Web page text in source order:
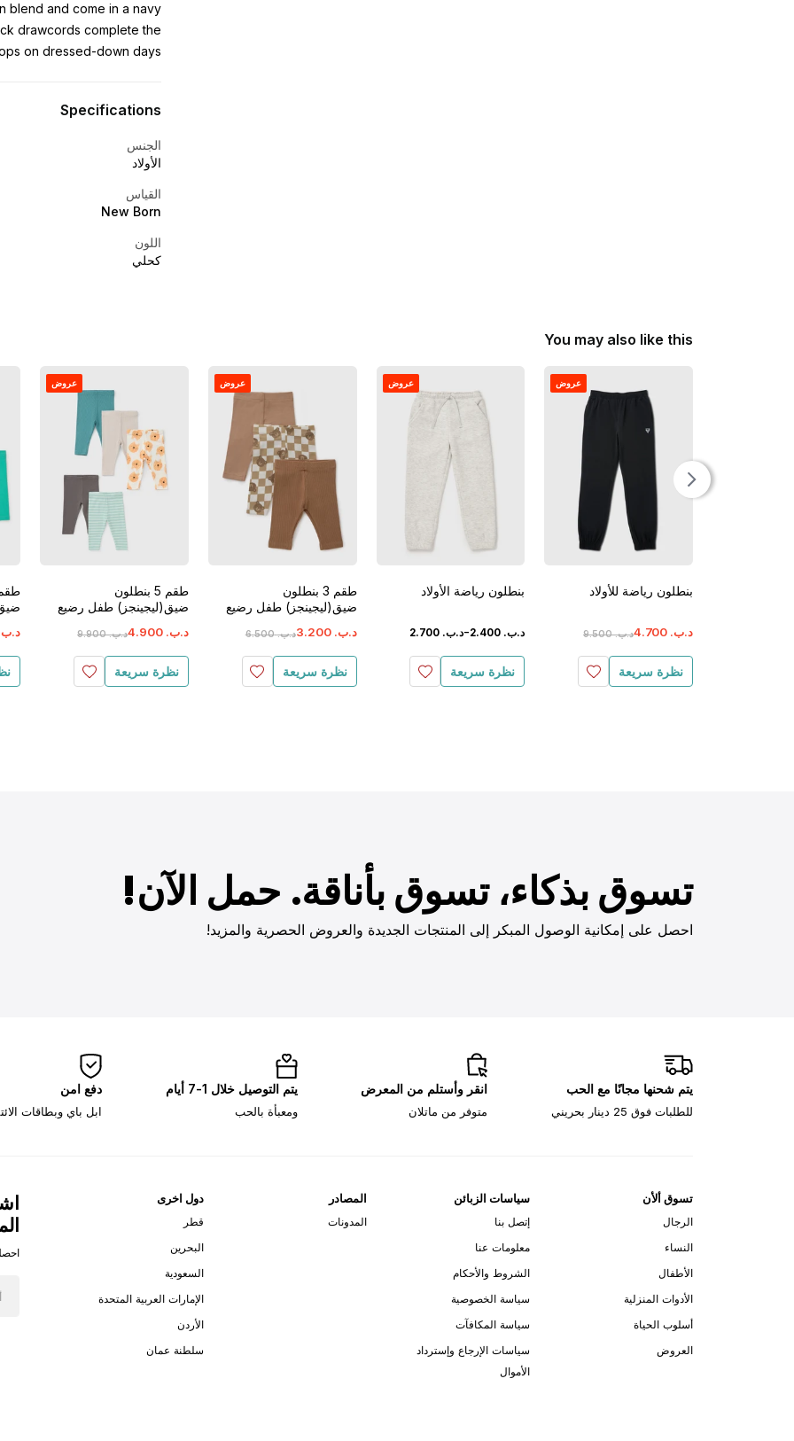
blend and come in a navy
drawcords complete the
on dressed-down days.
Specifications
الجنس
الأولاد
القياس
New Born
اللون
كحلي
You may also like this
عروض
بنطلون رياضة للأولاد
د.ب.‏
9.500 د.ب. 4.700
نظرة سريعة
عروض
بنطلون رياضة الأولاد
د.ب. 2.400
-د.ب. 2.700
نظرة سريعة
عروض
طقم 3 بنطلون
ضيق(ليجينجز) طفل رضيع
د.ب.‏
6.500 د.ب. ‏
3.200
نظرة سريعة
عروض
طقم 5 بنطلون
ضيق(ليجينجز) طفل رضيع
د.ب.‏
9.900 د.ب. 4.900
نظرة سريعة
تسوق بذكاء، تسوق بأناقة. حمل الآن!
احصل على إمكانية الوصول المبكر إلى المنتجات الجديدة والعروض الحصرية والمزيد!
يتم شحنها مجانًا مع الحب
للطلبات فوق 25 دينار بحريني
انقر وأستلم من المعرض
متوفر من ماتلان
يتم التوصيل خلال 1-7 أيام
ومعبأة بالحب
دفع امن
ابل باي وبطاقات
تسوق ألأن
الرجال
النساء
الأطفال
الأدوات المنزلية
أسلوب الحياة
العروض
سياسات الزبائن
إتصل بنا
معلومات عنا
الشروط والأحكام
سياسة الخصوصية
سياسة المكافآت
سياسات الإرجاع وإسترداد
الأموال
المصادر
المدونات
دول اخرى
قطر
البحرين
السعودية
الإمارات العربية المتحدة
الأردن
سلطنة عمان